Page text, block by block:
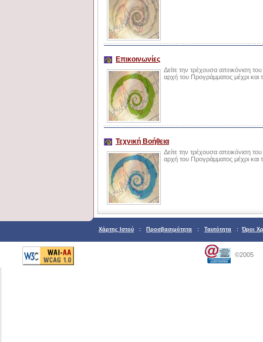
Επικοινωνίες
Δείτε την τρέχουσα απεικόνιση
αρχή του Προγράμματος μέχρι και
Τεχνική Βοήθεια
Δείτε την τρέχουσα απεικόνιση
αρχή του Προγράμματος μέχρι και
Χάρτης Ιστού : Προσβασιμότητα : Ταυτότητα : Όροι
©2005